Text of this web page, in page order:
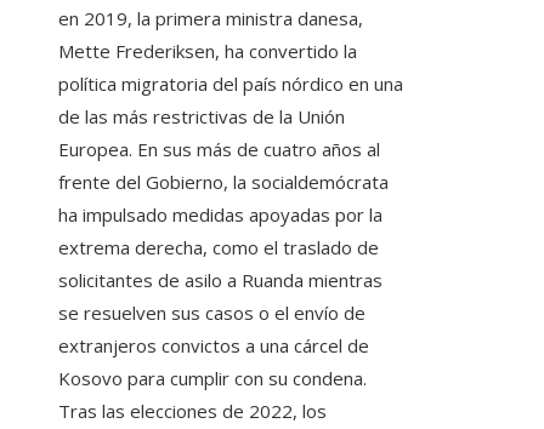
en 2019, la primera ministra danesa,
Mette Frederiksen, ha convertido la
política migratoria del país nórdico en una
de las más restrictivas de la Unión
Europea. En sus más de cuatro años al
frente del Gobierno, la socialdemócrata
ha impulsado medidas apoyadas por la
extrema derecha, como el traslado de
solicitantes de asilo a Ruanda mientras
se resuelven sus casos o el envío de
extranjeros convictos a una cárcel de
Kosovo para cumplir con su condena.
Tras las elecciones de 2022, los